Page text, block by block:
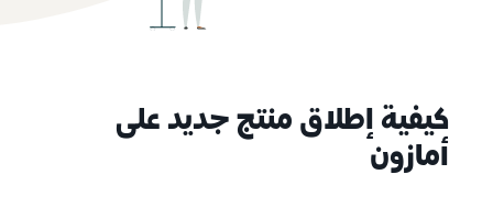
كيفية إطلاق منتج جديد على
أمازون